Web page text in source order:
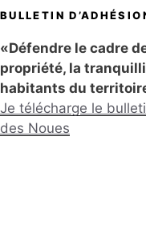
BULLETIN
«Défendre le cadre
propriété, la
habitants du
Je télécharge le
des Noues